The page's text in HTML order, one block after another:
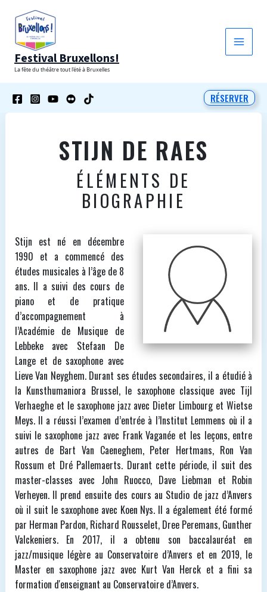
contenu
Festival Bruxellons!
La fête du théâtre tout l'été à Bruxelles
RÉSERVER
STIJN DE RAES
ÉLÉMENTS DE
BIOGRAPHIE
Stijn est né en décembre
1990 et a commencé des
études musicales à l’âge de 8
ans. Il a suivi des cours de
piano et de pratique
d’accompagnement à
l’Académie de Musique de
Lebbeke avec Stefaan De
Lange et de saxophone avec
Lieve Van Neyghem. Durant ses études secondaires, il a étudié à
la Kunsthumaniora Brussel, le saxophone classique avec Tijl
Verhaeghe et le saxophone jazz avec Dieter Limbourg et Wietse
Meys. Il a réussi l’examen d’entrée à l’Institut Lemmens où il a
suivi le saxophone jazz avec Frank Vaganée et les leçons, entre
autres de Bart Van Caeneghem, Peter Hertmans, Ron Van
Rossum et Dré Pallemaerts. Durant cette période, il suit des
master-classes avec John Ruocco, Dave Liebman et Robin
Verheyen. Il prend ensuite des cours au Studio de jazz d’Anvers
où il suit le saxophone avec Koen Nys. Il a également été formé
par Herman Pardon, Richard Rousselet, Dree Peremans, Gunther
Valckeniers. En 2017, il a obtenu son baccalauréat en
jazz/musique légère au Conservatoire d’Anvers et en 2019, le
Master en saxophone jazz avec Kurt Van Herck et a fini sa
formation d'enseignant au Conservatoire d’Anvers.